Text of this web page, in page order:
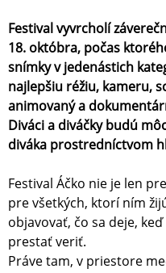
Festival vyvrcholí
18. októbra, počas
snímky v jedenástich
najlepšiu réžiu, kameru,
animovaný a
Diváci a diváčky budú
diváka prostredníctvom
Festival Áčko nie je len
pre všetkých, ktorí ním
objavovať, čo sa deje,
prestať veriť.
Práve tam, v priestore